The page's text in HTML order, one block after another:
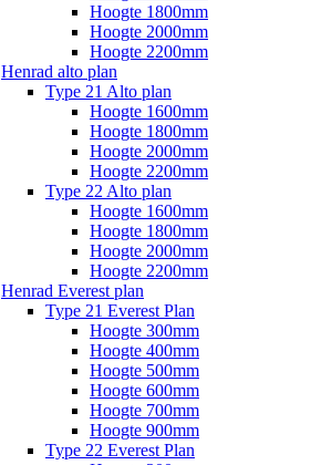
Hoogte 1800mm
Hoogte 2000mm
Hoogte 2200mm
Henrad alto plan
Type 21 Alto plan
Hoogte 1600mm
Hoogte 1800mm
Hoogte 2000mm
Hoogte 2200mm
Type 22 Alto plan
Hoogte 1600mm
Hoogte 1800mm
Hoogte 2000mm
Hoogte 2200mm
Henrad Everest plan
Type 21 Everest Plan
Hoogte 300mm
Hoogte 400mm
Hoogte 500mm
Hoogte 600mm
Hoogte 700mm
Hoogte 900mm
Type 22 Everest Plan